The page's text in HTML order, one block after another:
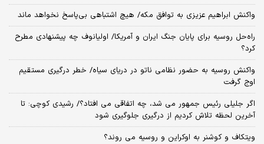
واکنش ابراهیم عزیزی به توافق مکه/ هیچ اشتباهی بی‌پاسخ نخواهد ماند
راه‌حل روسیه برای پایان جنگ ایران و آمریکا/ اولیانوف چه پیشنهادی مطرح
کرد؟
واکنش روسیه به حضور نظامی ناتو در دریای سیاه/ خطر درگیری مستقیم
اوج گرفت
اگر جلیلی رئیس جمهور می شد، چه اتفاقی می افتاد؟/ رشیدی کوچی: تا
آخرین لحظه تلاش کردیم از درگیری جلوگیری شود
ویتکاف و کوشنر به اوکراین و روسیه می روند؟